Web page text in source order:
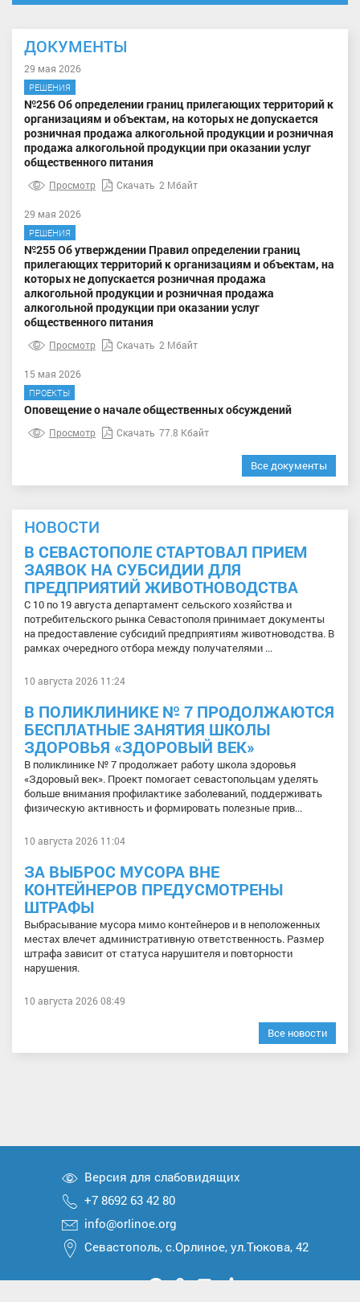
ДОКУМЕНТЫ
29 мая 2026
РЕШЕНИЯ
№256 Об определении границ прилегающих территорий к
организациям и объектам, на которых не допускается
розничная продажа алкогольной продукции и розничная
продажа алкогольной продукции при оказании услуг
общественного питания
Просмотр Скачать 2 Мбайт
29 мая 2026
РЕШЕНИЯ
№255 Об утверждении Правил определении границ
прилегающих территорий к организациям и объектам, на
которых не допускается розничная продажа
алкогольной продукции и розничная продажа
алкогольной продукции при оказании услуг
общественного питания
Просмотр Скачать 2 Мбайт
15 мая 2026
ПРОЕКТЫ
Оповещение о начале общественных обсуждений
Просмотр Скачать 77.8 Кбайт
Все документы
НОВОСТИ
В СЕВАСТОПОЛЕ СТАРТОВАЛ ПРИЕМ
ЗАЯВОК НА СУБСИДИИ ДЛЯ
ПРЕДПРИЯТИЙ ЖИВОТНОВОДСТВА
С 10 по 19 августа департамент сельского хозяйства и
потребительского рынка Севастополя принимает документы
на предоставление субсидий предприятиям животноводства. В
рамках очередного отбора между получателями ...
10 августа 2026 11:24
В ПОЛИКЛИНИКЕ № 7 ПРОДОЛЖАЮТСЯ
БЕСПЛАТНЫЕ ЗАНЯТИЯ ШКОЛЫ
ЗДОРОВЬЯ «ЗДОРОВЫЙ ВЕК»
В поликлинике № 7 продолжает работу школа здоровья
«Здоровый век». Проект помогает севастопольцам уделять
больше внимания профилактике заболеваний, поддерживать
физическую активность и формировать полезные прив...
10 августа 2026 11:04
ЗА ВЫБРОС МУСОРА ВНЕ
КОНТЕЙНЕРОВ ПРЕДУСМОТРЕНЫ
ШТРАФЫ
Выбрасывание мусора мимо контейнеров и в неположенных
местах влечет административную ответственность. Размер
штрафа зависит от статуса нарушителя и повторности
нарушения.
10 августа 2026 08:49
Все новости
Версия для слабовидящих
+7 8692 63 42 80
info@orlinoe.org
Севастополь, с.Орлиное, ул.Тюкова, 42
МыМыМыМыМы